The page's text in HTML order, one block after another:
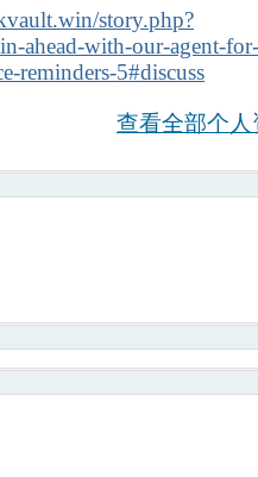
story.php?
ahead-with-our-agent-for-
reminders-5#discuss
查看全部个人